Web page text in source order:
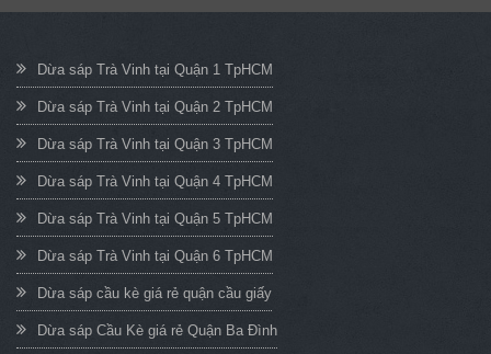
Dừa sáp Trà Vinh tại Quận 1 TpHCM
Dừa sáp Trà Vinh tại Quận 2 TpHCM
Dừa sáp Trà Vinh tại Quận 3 TpHCM
Dừa sáp Trà Vinh tại Quận 4 TpHCM
Dừa sáp Trà Vinh tại Quận 5 TpHCM
Dừa sáp Trà Vinh tại Quận 6 TpHCM
Dừa sáp cầu kè giá rẻ quận cầu giấy
Dừa sáp Cầu Kè giá rẻ Quận Ba Đình